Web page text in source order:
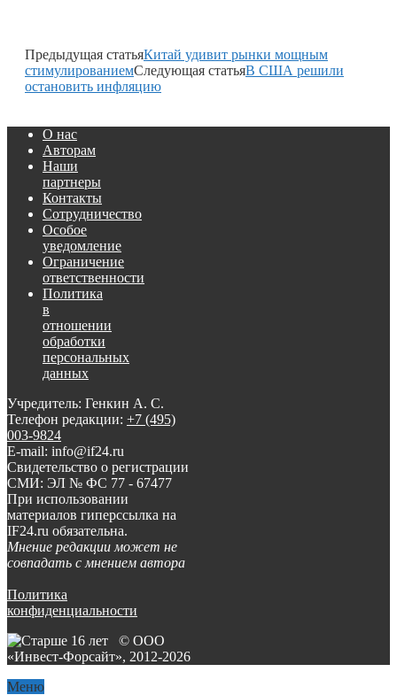
Предыдущая статьяКитай удивит рынки мощным
стимулированиемСледующая статьяВ США решили
остановить инфляцию
О нас
Авторам
Наши
партнеры
Контакты
Сотрудничество
Особое
уведомление
Ограничение
ответственности
Политика
в
отношении
обработки
персональных
данных
Учредитель: Генкин А. С.
Телефон редакции: +7 (495)
003-9824
E-mail: info@if24.ru
Свидетельство о регистрации
СМИ: ЭЛ № ФС 77 - 67477
При использовании
материалов гиперссылка на
IF24.ru обязательна.
Мнение редакции может не
совпадать с мнением автора
Политика
конфиденциальности
© ООО
«Инвест-Форсайт», 2012-2026
Меню